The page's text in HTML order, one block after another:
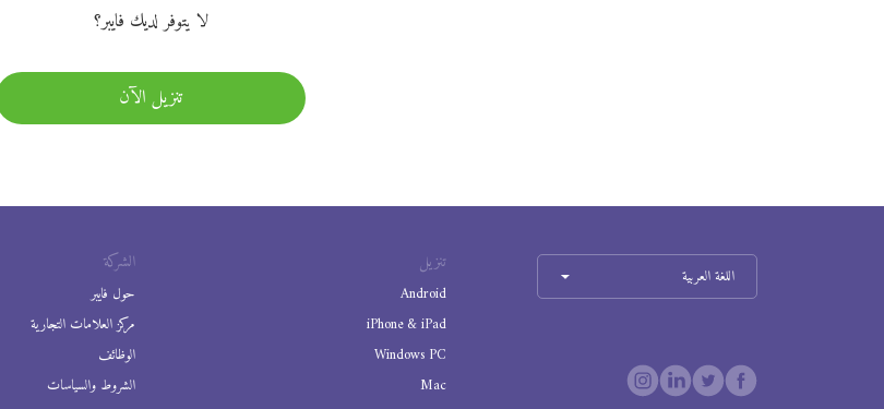
لا يتوفر لديك فايبر؟
تنزيل الآن
الشركة
حول فايبر
مركز العلامات التجارية
الوظائف
الشروط والسياسات
تنزيل
Android
iPhone & iPad
Windows PC
Mac
اللغة العربية